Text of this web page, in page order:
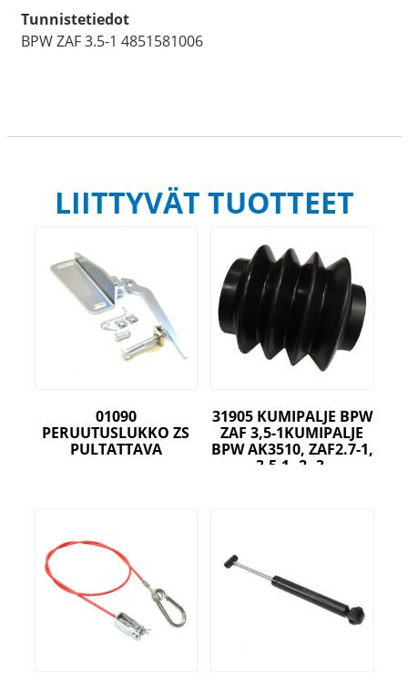
Tunnistetiedot
BPW ZAF 3.5-1 4851581006
LIITTYVÄT TUOTTEET
01090
PERUUTUSLUKKO ZS
PULTATTAVA
31905 KUMIPALJE BPW
ZAF 3,5-1KUMIPALJE
BPW AK3510, ZAF2.7-1,
3.5-1,-2,-3,